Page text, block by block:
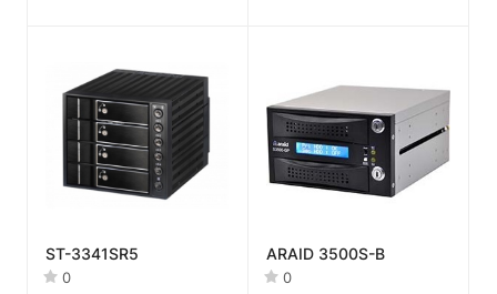
ST-3341SR5
0
ARAID 3500S-B
0